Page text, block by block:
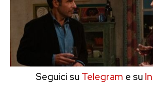
Seguici su Telegram e su